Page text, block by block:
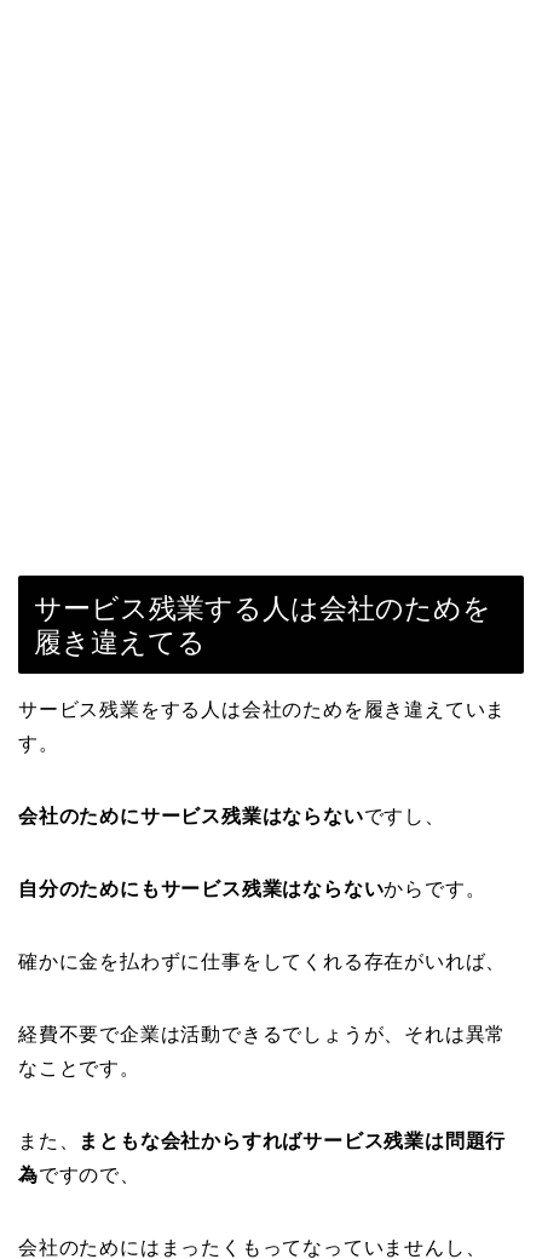
サービス残業する人は会社のためを
履き違えてる
サービス残業をする人は会社のためを履き違えていま
す。
会社のためにサービス残業はならないですし、
自分のためにもサービス残業はならないからです。
確かに金を払わずに仕事をしてくれる存在がいれば、
経費不要で企業は活動できるでしょうが、それは異常
なことです。
また、
まともな会社からすればサービス残業は問題行
為ですので、
会社のためにはまったくもってなっていませんし、